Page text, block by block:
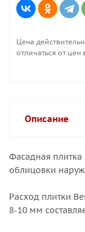
Цена
отличаться от
Описание
Фасадная
облицовки
Расход плитки
8-10 мм